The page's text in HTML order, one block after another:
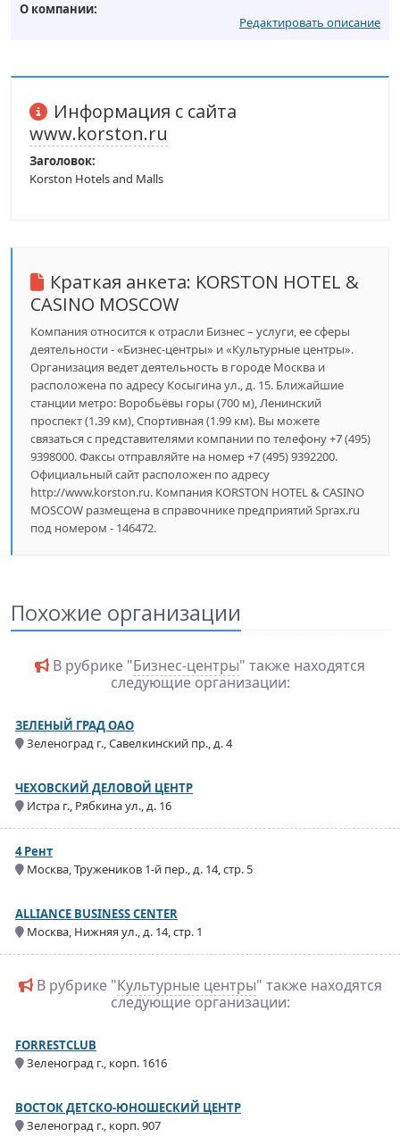
О компании:
Редактировать описание
Информация с сайта
www.korston.ru
Заголовок:
Korston Hotels and Malls
Краткая анкета: KORSTON HOTEL &
CASINO MOSCOW
Компания относится к отрасли Бизнес – услуги, ее сферы
деятельности - «Бизнес-центры» и «Культурные центры».
Организация ведет деятельность в городе Москва и
расположена по адресу Косыгина ул., д. 15. Ближайшие
станции метро: Воробьёвы горы (700 м), Ленинский
проспект (1.39 км), Спортивная (1.99 км). Вы можете
связаться с представителями компании по телефону +7 (495)
9398000. Факсы отправляйте на номер +7 (495) 9392200.
Официальный сайт расположен по адресу
http://www.korston.ru. Компания KORSTON HOTEL & CASINO
MOSCOW размещена в справочнике предприятий Sprax.ru
под номером - 146472.
Похожие организации
В рубрике "Бизнес-центры" также находятся
следующие организации:
ЗЕЛЕНЫЙ ГРАД ОАО
Зеленоград г., Савелкинский пр., д. 4
ЧЕХОВСКИЙ ДЕЛОВОЙ ЦЕНТР
Истра г., Рябкина ул., д. 16
4 Рент
Москва, Тружеников 1-й пер., д. 14, стр. 5
ALLIANCE BUSINESS CENTER
Москва, Нижняя ул., д. 14, стр. 1
В рубрике "Культурные центры" также находятся
следующие организации:
FORRESTCLUB
Зеленоград г., корп. 1616
ВОСТОК ДЕТСКО-ЮНОШЕСКИЙ ЦЕНТР
Зеленоград г., корп. 907